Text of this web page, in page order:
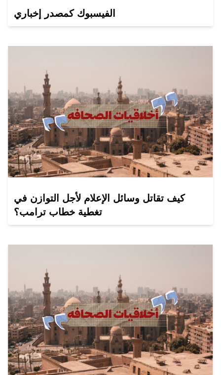
الفيسبوك كمصدر إخباري
كيف تقاتل وسائل الإعلام لأجل التوازن في
تغطية خطاب ترامب؟